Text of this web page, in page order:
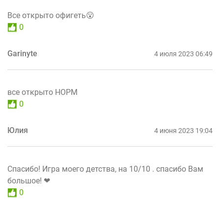
Все открыто офигеть😮
0
Garinyte 4 июля 2023 06:49
все открыто НОРМ
0
Юлия 4 июня 2023 19:04
Спасибо! Игра моего детства, на 10/10 . спасибо Вам
большое! ❤
0